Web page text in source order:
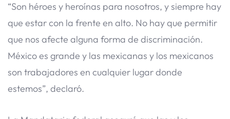
“Son héroes y heroínas para nosotros, y siempre hay
que estar con la frente en alto. No hay que permitir
que nos afecte alguna forma de discriminación.
México es grande y las mexicanas y los mexicanos
son trabajadores en cualquier lugar donde
estemos”, declaró.